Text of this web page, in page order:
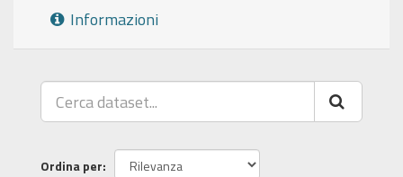
Informazioni
Ordina per